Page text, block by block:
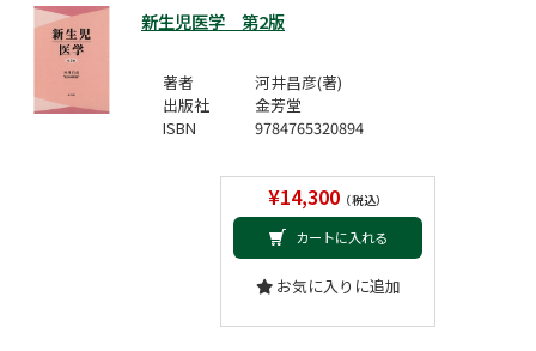
新生児医学 第2版
著者
河井昌彦(著)
出版社
金芳堂
ISBN
9784765320894
¥14,300 （税込）
カートに入れる
お気に入りに追加